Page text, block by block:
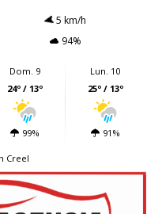
5 km/h
94%
Dom. 9
24º / 13º
99%
Lun. 10
25º / 13º
91%
Creel